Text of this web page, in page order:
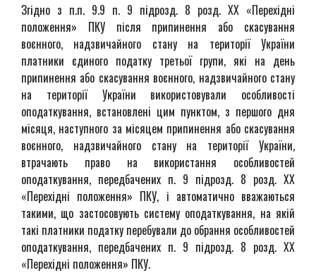
Згідно з п.п. 9.9 п. 9 підрозд. 8 розд. ХХ «Перехідні
положення» ПКУ після припинення або скасування
воєнного, надзвичайного стану на території України
платники єдиного податку третьої групи, які на день
припинення або скасування воєнного, надзвичайного стану
на території України використовували особливості
оподаткування, встановлені цим пунктом, з першого дня
місяця, наступного за місяцем припинення або скасування
воєнного, надзвичайного стану на території України,
втрачають право на використання особливостей
оподаткування, передбачених п. 9 підрозд. 8 розд. ХХ
«Перехідні положення» ПКУ, і автоматично вважаються
такими, що застосовують систему оподаткування, на якій
такі платники податку перебували до обрання особливостей
оподаткування, передбачених п. 9 підрозд. 8 розд. ХХ
«Перехідні положення» ПКУ.